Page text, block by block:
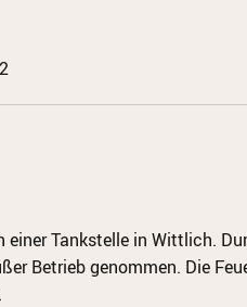
Tankstelle in Wittlich.
Betrieb genommen. Die